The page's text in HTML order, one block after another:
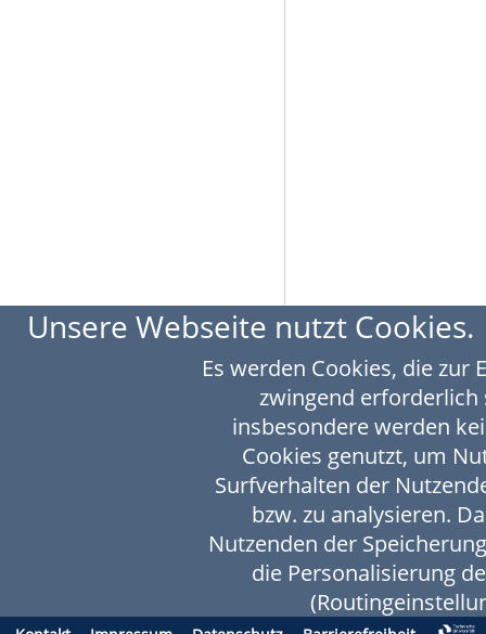
Unsere Webseite nutzt Cookies.
Es werden Cookies, die
zwingend erforderlich
insbesondere werden
Cookies genutzt, um
Surfverhalten der
bzw. zu analysieren.
Nutzenden der
die Personalisierung